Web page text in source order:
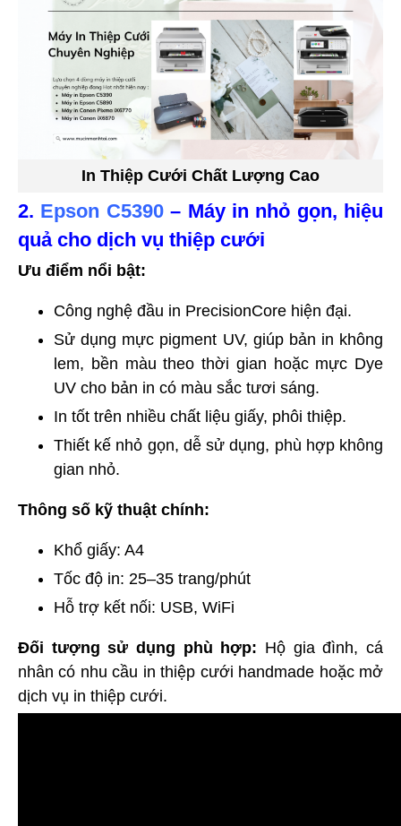
In Thiệp Cưới Chất Lượng Cao
2. Epson C5390– Máy in nhỏ gọn, hiệu
quả cho dịch vụ thiệp cưới
Ưu điểm nổi bật:
Công nghệ đầu in PrecisionCore hiện đại.
Sử dụng mực pigment UV, giúp bản in không
lem, bền màu theo thời gian hoặc mực Dye
UV cho bản in có màu sắc tươi sáng.
In tốt trên nhiều chất liệu giấy, phôi thiệp.
Thiết kế nhỏ gọn, dễ sử dụng, phù hợp không
gian nhỏ.
Thông số kỹ thuật chính:
Khổ giấy: A4
Tốc độ in: 25–35 trang/phút
Hỗ trợ kết nối: USB, WiFi
Đối tượng sử dụng phù hợp: Hộ gia đình, cá
nhân có nhu cầu in thiệp cưới handmade hoặc mở
dịch vụ in thiệp cưới.